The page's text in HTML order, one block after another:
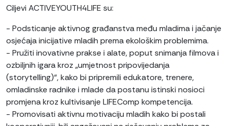
Ciljevi ACTIVEYOUTH4LIFE su:
- Podsticanje aktivnog građanstva među mladima i jačanje
osjećaja inicijative mladih prema ekološkim problemima.
- Pružiti inovativne prakse i alate, poput snimanja filmova i
ozbiljnih igara kroz „umjetnost pripovijedanja
(storytelling)“, kako bi pripremili edukatore, trenere,
omladinske radnike i mlade da postanu istinski nosioci
promjena kroz kultivisanje LIFEComp kompetencija.
- Promovisati aktivnu motivaciju mladih kako bi postali